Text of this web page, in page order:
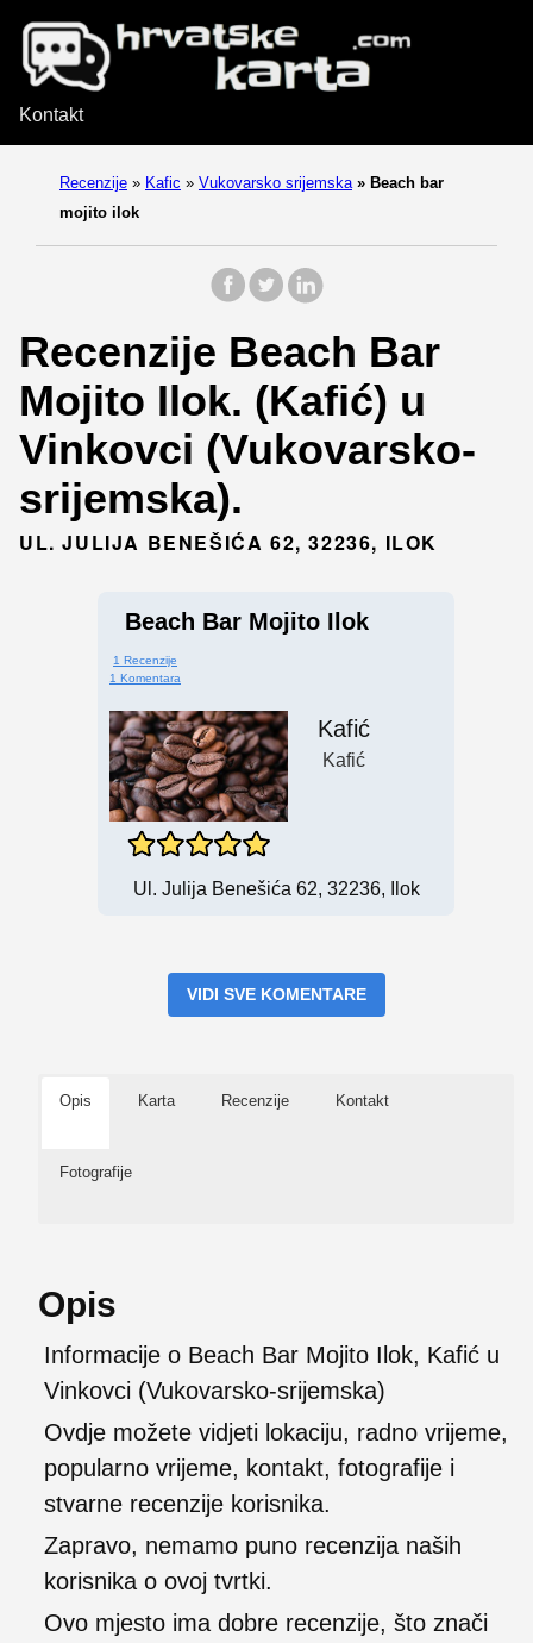
Kontakt
Recenzije » Kafic » Vukovarsko srijemska » Beach bar
mojito ilok
Recenzije Beach Bar
Mojito Ilok. (Kafić) u
Vinkovci (Vukovarsko-
srijemska).
UL. JULIJA BENEŠIĆA 62, 32236, ILOK
Beach Bar Mojito Ilok
1 Recenzije
1 Komentara
Kafić
Kafić
Ul. Julija Benešića 62, 32236, Ilok
VIDI SVE KOMENTARE
Opis Karta Recenzije Kontakt
Fotografije
Opis
Informacije o Beach Bar Mojito Ilok, Kafić u
Vinkovci (Vukovarsko-srijemska)
Ovdje možete vidjeti lokaciju, radno vrijeme,
popularno vrijeme, kontakt, fotografije i
stvarne recenzije korisnika.
Zapravo, nemamo puno recenzija naših
korisnika o ovoj tvrtki.
Ovo mjesto ima dobre recenzije, što znači